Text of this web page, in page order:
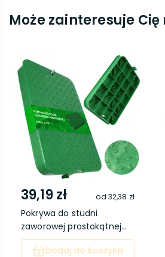
Może zainteresuje Cię
39,19 zł od 32,38 zł
Pokrywa do studni
zaworowej prostokątnej...
Dodaj do koszyka